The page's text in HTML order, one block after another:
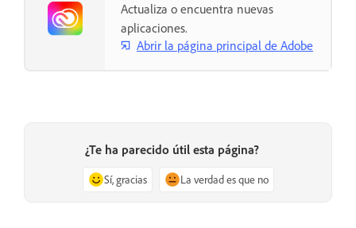
Actualiza o encuentra nuevas
aplicaciones.
Abrir la página principal de Adobe
¿Te ha parecido útil esta página?
Sí, gracias La verdad es que no